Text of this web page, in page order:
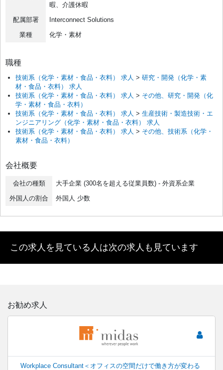
暇、介護休暇
配属部署
Interconnect Solutions
業種
化学・素材
職種
技術系（化学・素材・食品・衣料） 求人 > 研究・開発（化学・素
材・食品・衣料） 求人
技術系（化学・素材・食品・衣料） 求人 > その他、研究・開発（化
学・素材・食品・衣料）
技術系（化学・素材・食品・衣料） 求人 > 生産技術・製造技術・エ
ンジニアリング（化学・素材・食品・衣料） 求人
技術系（化学・素材・食品・衣料） 求人 > その他、技術系（化学・
素材・食品・衣料）
会社概要
会社の種類
大手企業 (300名を超える従業員数) - 外資系企業
外国人の割合
外国人 少数
この求人を見ている人は次の求人も見ています
お勧め求人
Workplace Consultant＜オフィスの空間だけで働き方が変わる